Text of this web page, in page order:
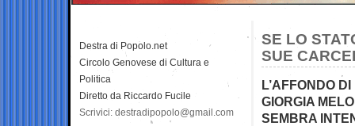
SE LO
SUE
L’AFFONDO
GIORGIA
SEMBRA
Destra di Popolo.net
Circolo Genovese di Cultura e
Politica
Diretto da Riccardo Fucile
Scrivici: destradipopolo@gmail.com